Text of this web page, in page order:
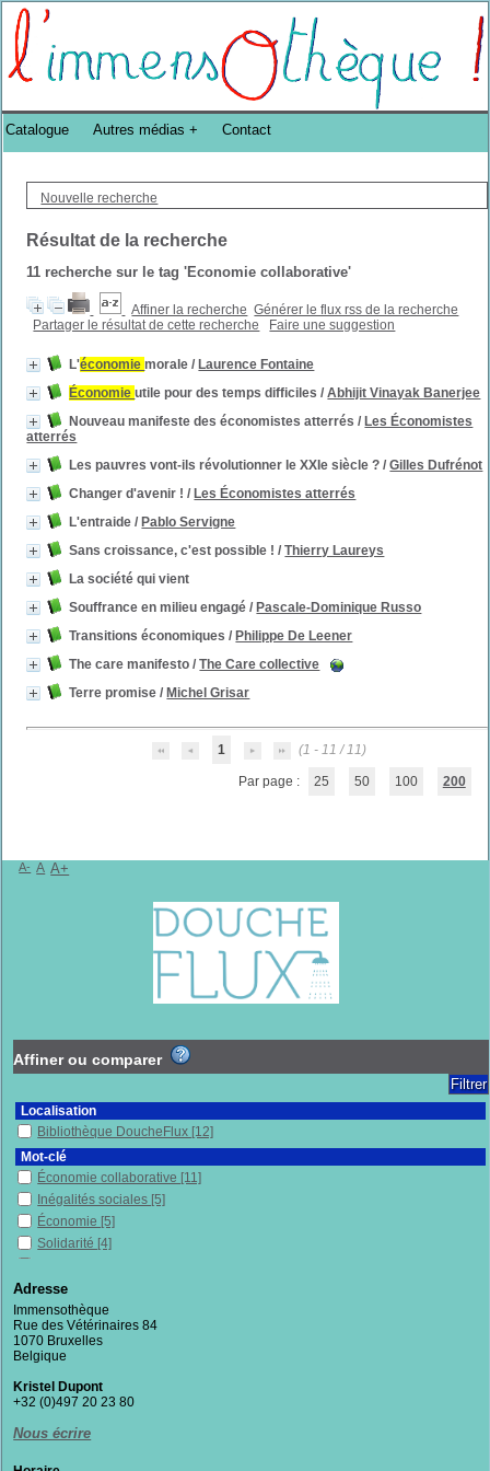
Bibliothèque DoucheFLUX Bibliotheek -->
Nouvelle recherche
Résultat de la recherche
11 recherche sur le tag'Economie collaborative'
Affiner la recherche Générer le flux rss de la recherche
Partager le résultat de cette recherche
Faire une suggestion
L'économiemorale / Laurence Fontaine
Économieutile pour des temps difficiles /Abhijit Vinayak Banerjee
Nouveau manifeste des économistes atterrés / Les Économistes
atterrés
Les pauvres vont-ils révolutionner le XXIe siècle ? /Gilles Dufrénot
Changer d'avenir ! / Les Économistes atterrés
L'entraide / Pablo Servigne
Sans croissance, c'est possible ! /Thierry Laureys
La société qui vient
Souffrance en milieu engagé / Pascale-Dominique Russo
Transitions économiques / Philippe De Leener
The care manifesto /The Care collective
Terre promise / Michel Grisar
1 (1 - 11 / 11)
Par page : 25 50 100 200
Catalogue Autres médias Contact
A- A A+
Affiner ou comparer
Localisation
Bibliothèque DoucheFlux [12]
Mot-clé
Économie collaborative [11]
Inégalités sociales [5]
Économie [5]
Solidarité [4]
Écologie
Néolibéralisme
France[4]
Capitalisme
Citoyenneté[3]
Dimension environnementale
Développement économique
Adresse
Immensothèque
Rue des Vétérinaires 84
1070 Bruxelles
Belgique
Kristel Dupont
+32 (0)497 20 23 80
Nous écrire